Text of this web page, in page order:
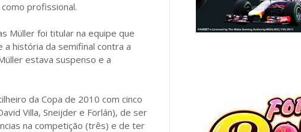
profissional.
Müller foi titular na equipe que
a história da semifinal contra a
estava suspenso e a
da Copa de 2010 com cinco
Villa, Sneijder e Forlán), de ser
na competição (três) e de ter